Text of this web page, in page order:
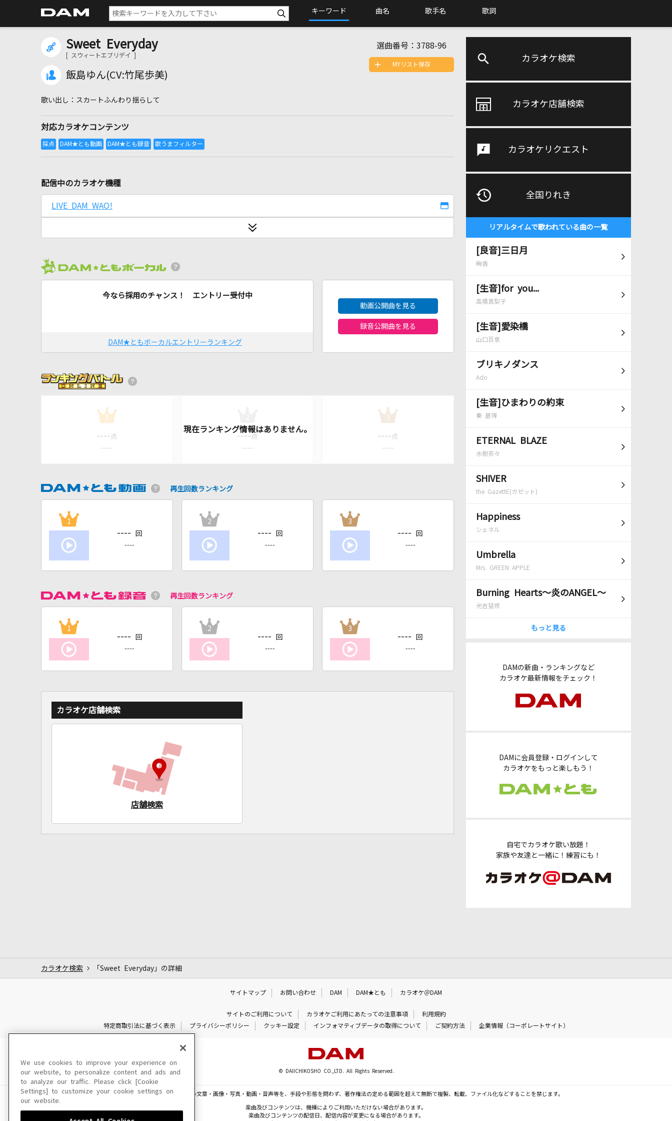
キーワード 曲名 歌手名 歌詞
カラオケ検索
カラオケ店舗検索
カラオケリクエスト
全国りれき
リアルタイムで歌われている曲の一覧
[良音]三日月
絢香
[生音]for you...
高橋真梨子
[生音]愛染橋
山口百恵
ブリキノダンス
Ado
[生音]ひまわりの約束
秦 基博
ETERNAL BLAZE
水樹奈々
SHIVER
the GazettE(ガゼット)
Happiness
シェネル
Umbrella
Mrs. GREEN APPLE
Burning Hearts～炎のANGEL～
光吉猛修
もっと見る
DAMの新曲・ランキングなど
カラオケ最新情報をチェック！
DAMに会員登録・ログインして
カラオケをもっと楽しもう！
自宅でカラオケ歌い放題！
家族や友達と一緒に！練習にも！
Sweet Everyday
[ スウィートエブリデイ ]
飯島ゆん(CV:竹尾歩美)
選曲番号： 3788-96
スカートふんわり揺らして
対応カラオケコンテンツ
MYリスト保存
配信中のカラオケ機種
LIVE DAM WAO!
今なら採用のチャンス！ エントリー受付中
DAM★ともボーカルエントリーランキング
動画公開曲を見る
録音公開曲を見る
1
---- 点
----
---- 点
----
3
---- 点
----
再生回数ランキング
1
---- 回
----
2
---- 回
----
3
---- 回
----
再生回数ランキング
1
---- 回
----
2
---- 回
----
3
---- 回
----
カラオケ店舗検索
店舗検索
カラオケ検索 「Sweet Everyday」の詳細
サイトマップ お問い合わせ DAM DAM★とも カラオケ＠DAM
サイトのご利用について カラオケご利用にあたっての注意事項
利用規約
特定商取引法に基づく表示
プライバシーポリシー クッキー設定 インフォマティブデータの取得について ご契約方法 企業情報（コーポレートサイト）
© DAIICHIKOSHO CO.,LTD. All Rights Reserved.
このサイトに掲載されている一切の文章・画像・写真・動画・音声等を、手段や形態を問わず、著作権法の定める範囲を超えて無断で複製、転載、ファイル化などすることを禁じます。
楽曲及びコンテンツは、機種によりご利用いただけない場合があります。
楽曲及びコンテンツの配信日、配信内容が変更になる場合があります。
We use cookies to improve your experience on
our website, to personalize content and ads and
to analyze our traffic. Please click [Cookie
Settings] to customize your cookie settings on
our website.